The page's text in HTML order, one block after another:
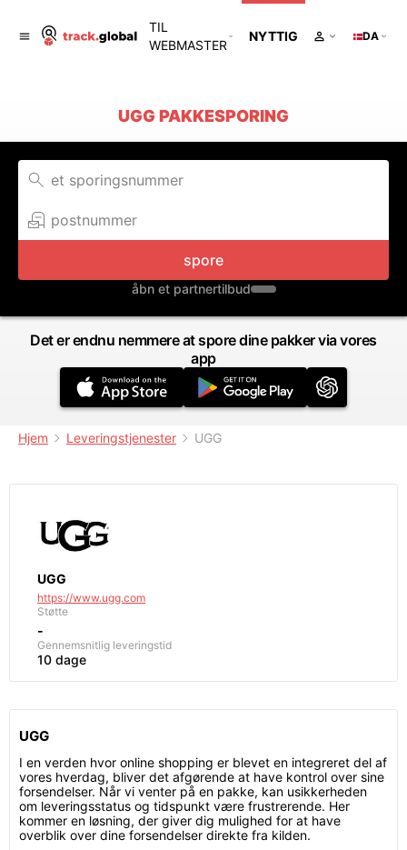
TIL
WEBMASTER
NYTTIG DA
UGG PAKKESPORING
spore
åbn et partnertilbud
Det er endnu nemmere at spore dine pakker via vores
app
Hjem Leveringstjenester UGG
UGG
https://www.ugg.com
Støtte
-
Gennemsnitlig leveringstid
10 dage
UGG
I en verden hvor online shopping er blevet en integreret del af
vores hverdag, bliver det afgørende at have kontrol over sine
forsendelser. Når vi venter på en pakke, kan usikkerheden
om leveringsstatus og tidspunkt være frustrerende. Her
kommer en løsning, der giver dig mulighed for at have
overblik over dine forsendelser direkte fra kilden.